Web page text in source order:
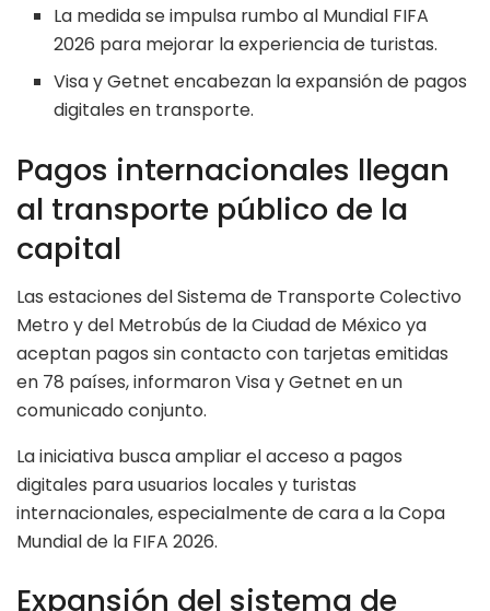
La medida se impulsa rumbo al Mundial FIFA
2026 para mejorar la experiencia de turistas.
Visa y Getnet encabezan la expansión de pagos
digitales en transporte.
Pagos internacionales llegan
al transporte público de la
capital
Las estaciones del Sistema de Transporte Colectivo
Metro y del Metrobús de la Ciudad de México ya
aceptan pagos sin contacto con tarjetas emitidas
en 78 países, informaron Visa y Getnet en un
comunicado conjunto.
La iniciativa busca ampliar el acceso a pagos
digitales para usuarios locales y turistas
internacionales, especialmente de cara a la Copa
Mundial de la FIFA 2026.
Expansión del sistema de